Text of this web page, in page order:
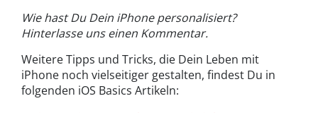
Wie hast Du Dein iPhone personalisiert?
Hinterlasse uns einen Kommentar.
Weitere Tipps und Tricks, die Dein Leben mit
iPhone noch vielseitiger gestalten, findest Du in
folgenden iOS Basics Artikeln: